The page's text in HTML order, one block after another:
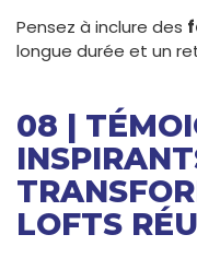
Pensez à inclure des
longue durée et un
08 |
LOFTS